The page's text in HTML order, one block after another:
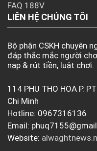
FAQ 188V
LIÊN HỆ CHÚNG TÔI
Bộ phận CSKH chuyên
đáp thắc mắc người
nạp & rút tiền, luật chơi.
114 PHU THO HOA P.
Chi Minh
Hotline: 0967316136
Email:
Website: